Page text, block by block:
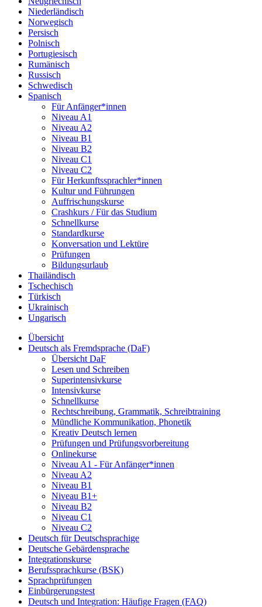
Niederländisch
Norwegisch
Persisch
Polnisch
Portugiesisch
Rumänisch
Russisch
Schwedisch
Spanisch
Für Anfänger*innen
Niveau A1
Niveau A2
Niveau B1
Niveau B2
Niveau C1
Niveau C2
Für Herkunftssprachler*innen
Kultur und Führungen
Auffrischungskurse
Crashkurs / Für das Studium
Schnellkurse
Standardkurse
Konversation und Lektüre
Prüfungen
Bildungsurlaub
Thailändisch
Tschechisch
Türkisch
Ukrainisch
Ungarisch
Übersicht
Deutsch als Fremdsprache (DaF)
Übersicht DaF
Lesen und Schreiben
Superintensivkurse
Intensivkurse
Schnellkurse
Rechtschreibung, Grammatik, Schreibtraining
Mündliche Kommunikation, Phonetik
Kreativ Deutsch lernen
Prüfungen und Prüfungsvorbereitung
Onlinekurse
Niveau A1 - Für Anfänger*innen
Niveau A2
Niveau B1
Niveau B1+
Niveau B2
Niveau C1
Niveau C2
Deutsch für Deutschsprachige
Deutsche Gebärdensprache
Integrationskurse
Berufssprachkurse (BSK)
Sprachprüfungen
Einbürgerungstest
Deutsch und Integration: Häufige Fragen (FAQ)